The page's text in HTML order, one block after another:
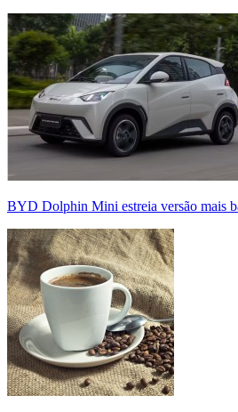
BYD Dolphin Mini estreia versão mais